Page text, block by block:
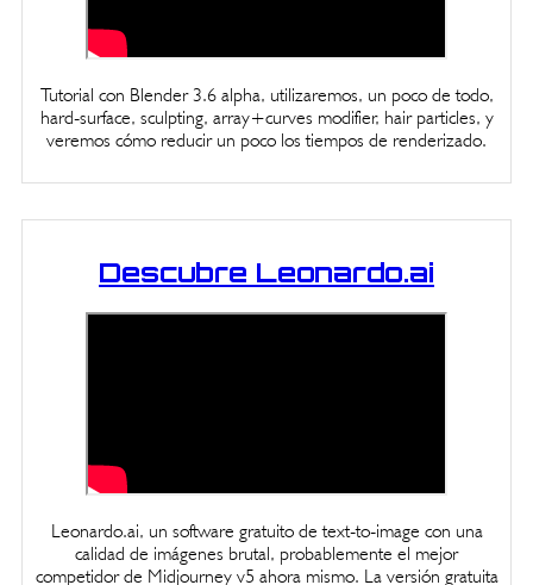
Tutorial con Blender 3.6 alpha, utilizaremos, un poco de todo,
hard-surface, sculpting, array+curves modifier, hair particles, y
veremos cómo reducir un poco los tiempos de renderizado.
Descubre Leonardo.ai
Leonardo.ai, un software gratuito de text-to-image con una
calidad de imágenes brutal, probablemente el mejor
competidor de Midjourney v5 ahora mismo. La versión gratuita